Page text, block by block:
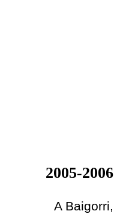
2005-2006
A Baigorri,